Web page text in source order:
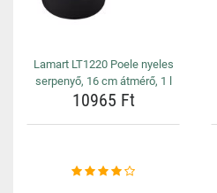
Lamart LT1220 Poele nyeles
serpenyő, 16 cm átmérő, 1 l
10965 Ft